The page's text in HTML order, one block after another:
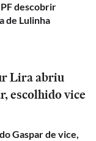
descobrir
de Lulinha
Lira abriu
escolhido vice
Gaspar de vice,